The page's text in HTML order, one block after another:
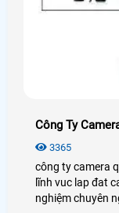
Công Ty
3365
công ty camera
lĩnh vuc lap đat
nghiệm chuyên